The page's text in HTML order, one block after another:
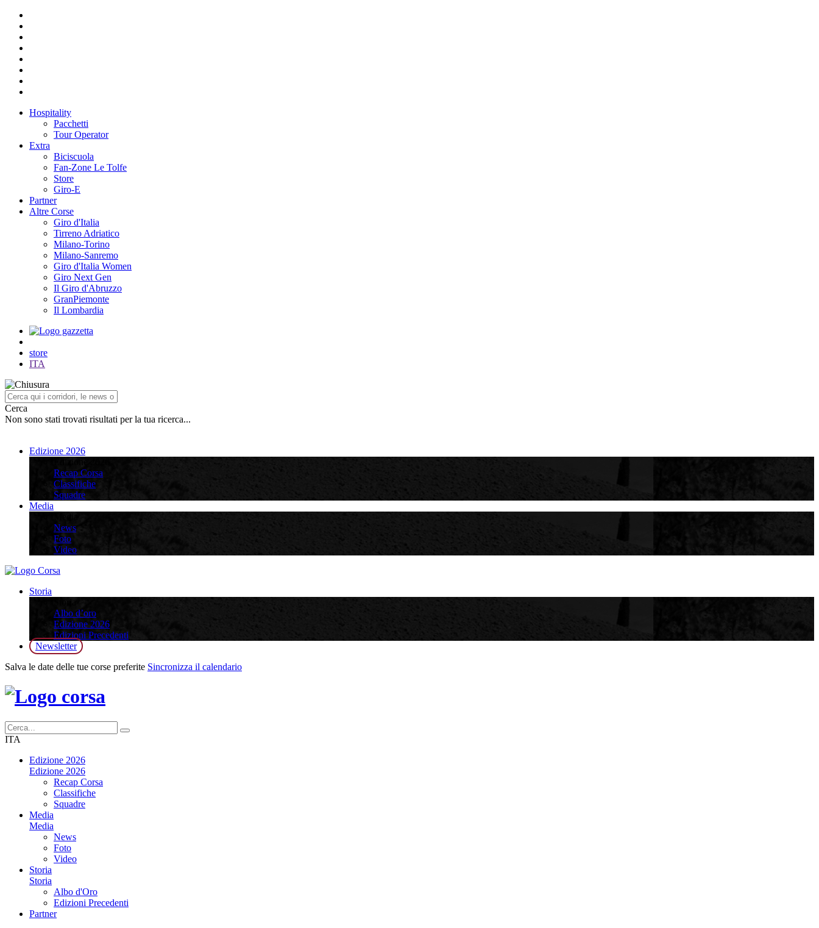
Hospitality
Pacchetti
Tour Operator
Extra
Biciscuola
Fan-Zone Le Tolfe
Store
Giro-E
Partner
Altre Corse
Giro d'Italia
Tirreno Adriatico
Milano-Torino
Milano-Sanremo
Giro d'Italia Women
Giro Next Gen
Il Giro d'Abruzzo
GranPiemonte
Il Lombardia
store
ITA
Cerca
Non sono stati trovati risultati per la tua ricerca...
Edizione 2026
Recap Corsa
Classifiche
Squadre
Media
News
Foto
Video
Storia
Albo d’oro
Edizione 2026
Edizioni Precedenti
Newsletter
Salva le date delle tue corse preferite Sincronizza il calendario
ITA
Edizione 2026
Edizione 2026
Recap Corsa
Classifiche
Squadre
Media
Media
News
Foto
Video
Storia
Storia
Albo d'Oro
Edizioni Precedenti
Partner